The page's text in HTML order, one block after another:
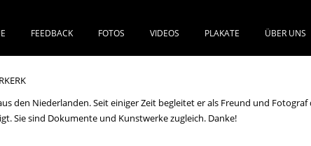
FEEDBACK FOTOS VIDEOS PLAKATE ÜBER UNS
den Niederlanden. Seit einiger Zeit begleitet er als Freund und
Sie sind Dokumente und Kunstwerke zugleich. Danke!